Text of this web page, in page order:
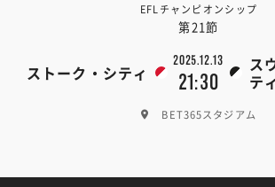
EFLチャンピオンシップ
第21節
ストーク・シティ
2025.12.13
21:30
ス
ティ
BET365スタジアム